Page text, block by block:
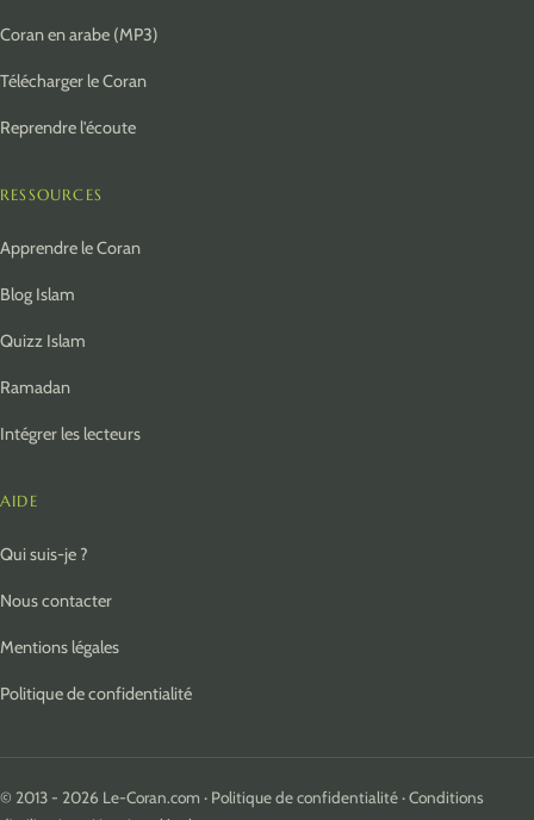
Coran en arabe (MP3)
Télécharger le Coran
Reprendre l'écoute
RESSOURCES
Apprendre le Coran
Blog Islam
Quizz Islam
Ramadan
Intégrer les lecteurs
AIDE
Qui suis-je ?
Nous contacter
Mentions légales
Politique de confidentialité
© 2013 - 2026 Le-Coran.com · Politique de confidentialité·Conditions